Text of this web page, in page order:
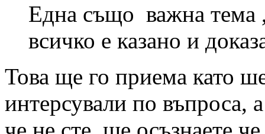
Една също важна тема
всичко е казано и
Това ще го приема като
интерсували по въпроса,